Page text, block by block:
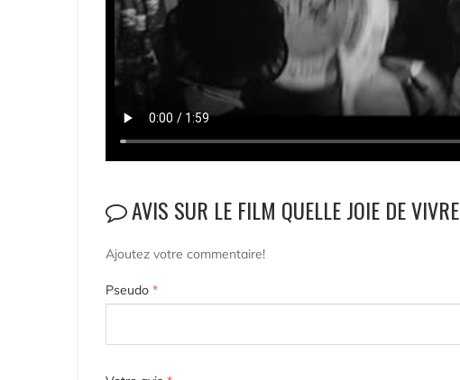
AVIS SUR LE FILM QUELLE JOIE DE VIVRE
Ajoutez votre commentaire!
Pseudo *